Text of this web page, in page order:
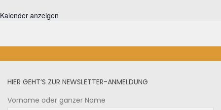
Kalender anzeigen
HIER GEHT’S ZUR NEWSLETTER-ANMELDUNG
Vorname oder ganzer Name